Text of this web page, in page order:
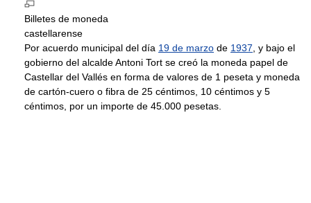
Billetes de moneda
castellarense
Por acuerdo municipal del día 19 de marzo de 1937, y bajo el
gobierno del alcalde Antoni Tort se creó la moneda papel de
Castellar del Vallés en forma de valores de 1 peseta y moneda
de cartón-cuero o fibra de 25 céntimos, 10 céntimos y 5
céntimos, por un importe de 45.000 pesetas.